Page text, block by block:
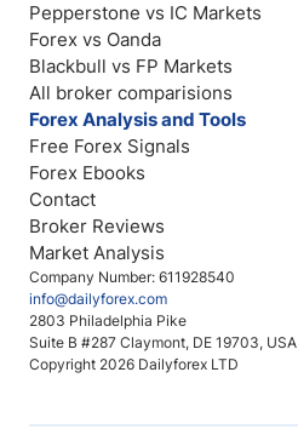
Company Number: 611928540
info@dailyforex.com
2803 Philadelphia Pike
Suite B #287 Claymont, DE 19703, USA
Copyright 2026 Dailyforex LTD
Pepperstone vs IC Markets
Forex vs Oanda
Blackbull vs FP Markets
All broker comparisions
Forex Analysis and Tools
Free Forex Signals
Forex Ebooks
Contact
Broker Reviews
Market Analysis